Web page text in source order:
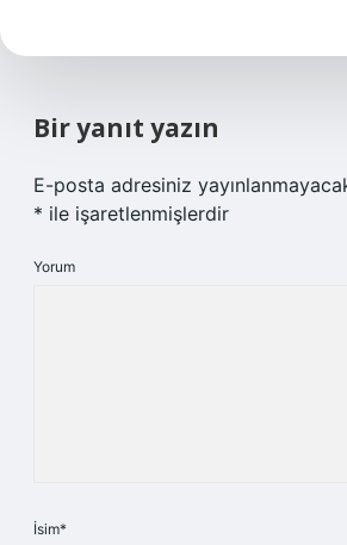
Bir yanıt yazın
E-posta adresiniz
* ile işaretlenmişlerdir
Yorum
İsim*